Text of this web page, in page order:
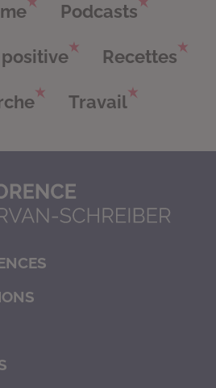
Podcasts
Recettes
Travail